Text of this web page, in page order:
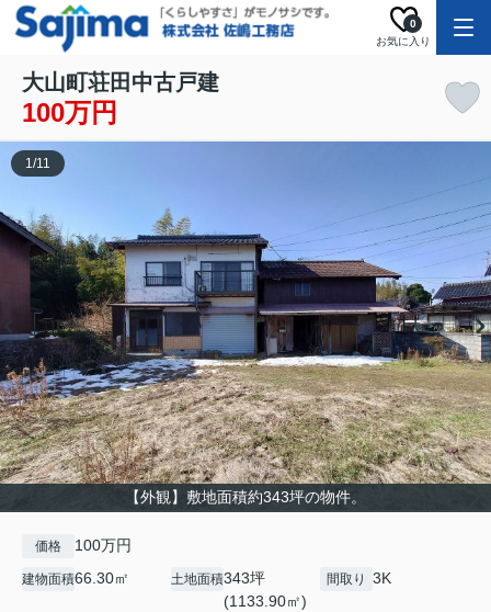
お気に入り
0
大山町荘田中古戸建
100万円
【外観】敷地面積約343坪の物件。
1/11
価格 100万円
建物面積66.30㎡ 土地面積343坪
(1133.90㎡)
間取り 3K